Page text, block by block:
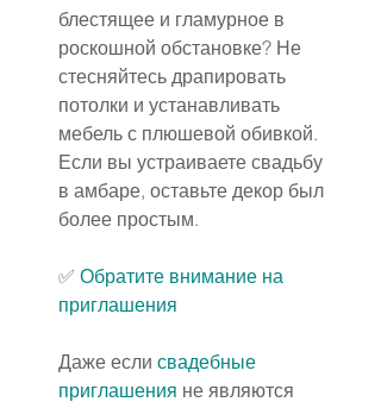
блестящее и гламурное в
роскошной обстановке? Не
стесняйтесь драпировать
потолки и устанавливать
мебель с плюшевой обивкой.
Если вы устраиваете свадьбу
в амбаре, оставьте декор был
более простым.
✅ Обратите внимание на
приглашения
Даже если свадебные
приглашения не являются